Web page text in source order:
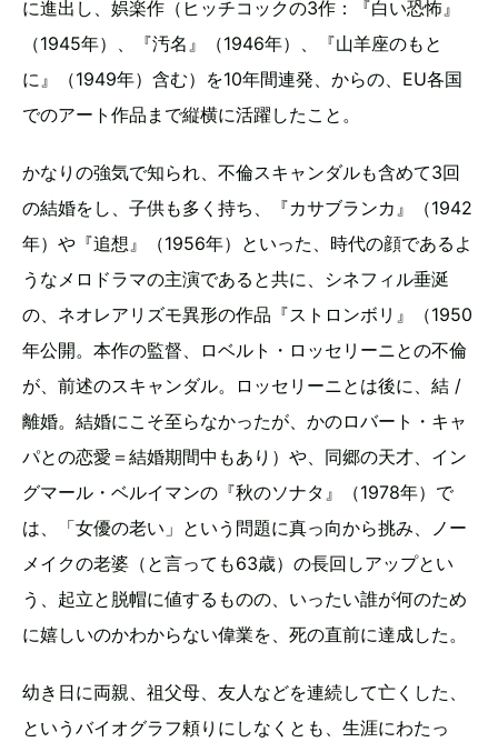
に進出し、娯楽作（ヒッチコックの3作：『白い恐怖』
（1945年）、『汚名』（1946年）、『山羊座のもと
に』（1949年）含む）を10年間連発、からの、EU各国
でのアート作品まで縦横に活躍したこと。
かなりの強気で知られ、不倫スキャンダルも含めて3回
の結婚をし、子供も多く持ち、『カサブランカ』（1942
年）や『追想』（1956年）といった、時代の顔であるよ
うなメロドラマの主演であると共に、シネフィル垂涎
の、ネオレアリズモ異形の作品『ストロンボリ』（1950
年公開。本作の監督、ロベルト・ロッセリーニとの不倫
が、前述のスキャンダル。ロッセリーニとは後に、結 /
離婚。結婚にこそ至らなかったが、かのロバート・キャ
パとの恋愛＝結婚期間中もあり）や、同郷の天才、イン
グマール・ベルイマンの『秋のソナタ』（1978年）で
は、「女優の老い」という問題に真っ向から挑み、ノー
メイクの老婆（と言っても63歳）の長回しアップとい
う、起立と脱帽に値するものの、いったい誰が何のため
に嬉しいのかわからない偉業を、死の直前に達成した。
幼き日に両親、祖父母、友人などを連続して亡くした、
というバイオグラフ頼りにしなくとも、生涯にわたっ